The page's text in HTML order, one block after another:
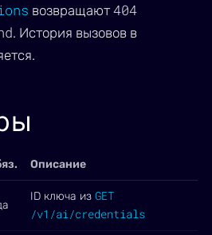
возвращают404
. История вызовов в
Описание
ID ключа из GET
/v1/ai/credentials